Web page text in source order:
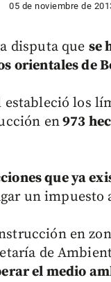
05 de noviembre de
disputa que se
orientales de
los
en973
que ya
un impuesto
en
de
el medio